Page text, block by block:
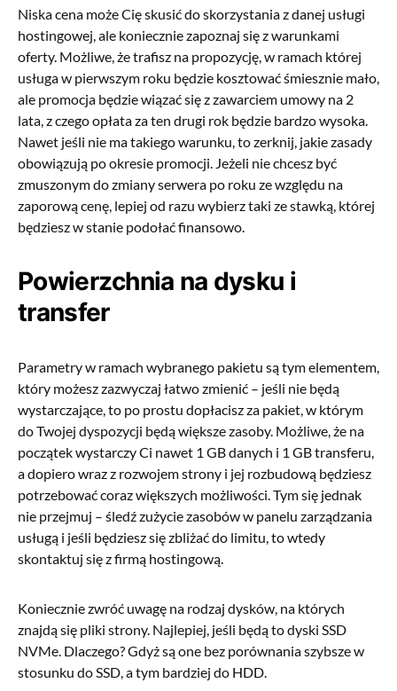
Niska cena może Cię skusić do skorzystania z danej usługi
hostingowej, ale koniecznie zapoznaj się z warunkami
oferty. Możliwe, że trafisz na propozycję, w ramach której
usługa w pierwszym roku będzie kosztować śmiesznie mało,
ale promocja będzie wiązać się z zawarciem umowy na 2
lata, z czego opłata za ten drugi rok będzie bardzo wysoka.
Nawet jeśli nie ma takiego warunku, to zerknij, jakie zasady
obowiązują po okresie promocji. Jeżeli nie chcesz być
zmuszonym do zmiany serwera po roku ze względu na
zaporową cenę, lepiej od razu wybierz taki ze stawką, której
będziesz w stanie podołać finansowo.
Powierzchnia na dysku i
transfer
Parametry w ramach wybranego pakietu są tym elementem,
który możesz zazwyczaj łatwo zmienić – jeśli nie będą
wystarczające, to po prostu dopłacisz za pakiet, w którym
do Twojej dyspozycji będą większe zasoby. Możliwe, że na
początek wystarczy Ci nawet 1 GB danych i 1 GB transferu,
a dopiero wraz z rozwojem strony i jej rozbudową będziesz
potrzebować coraz większych możliwości. Tym się jednak
nie przejmuj – śledź zużycie zasobów w panelu zarządzania
usługą i jeśli będziesz się zbliżać do limitu, to wtedy
skontaktuj się z firmą hostingową.
Koniecznie zwróć uwagę na rodzaj dysków, na których
znajdą się pliki strony. Najlepiej, jeśli będą to dyski SSD
NVMe. Dlaczego? Gdyż są one bez porównania szybsze w
stosunku do SSD, a tym bardziej do HDD.